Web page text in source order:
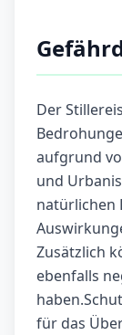
Der
aufgrund
und
natürlichen
Zusätzlich
ebenfalls
für das